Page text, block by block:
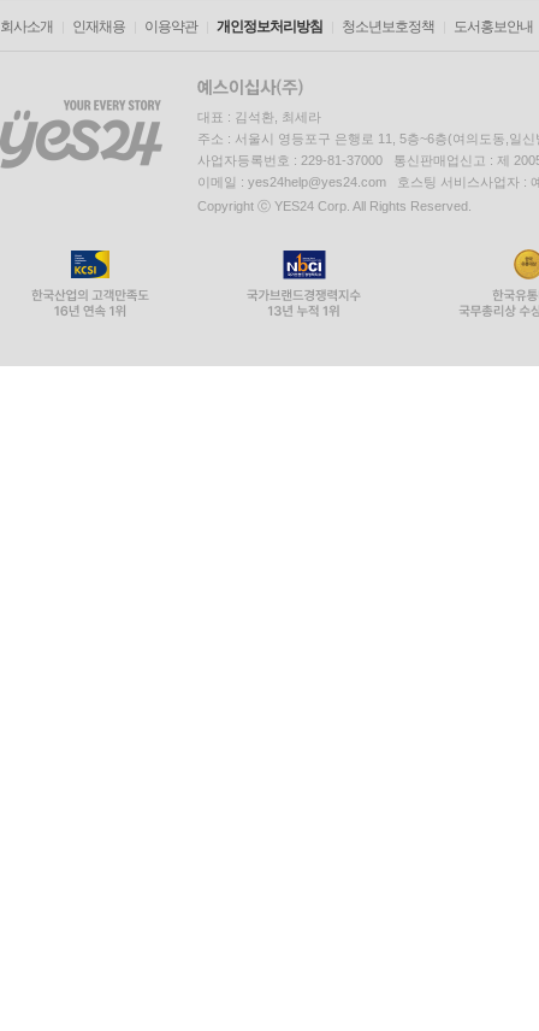
회사소개 인재채용 이용약관 개인정보처리방침 청소년보호정책 도서홍보안내
대표 : 김석환, 최세라
주소 : 서울시 영등포구 은행로 11, 5층~6층(여의도동,일신
사업자등록번호 : 229-81-37000 통신판매업신고 : 제
이메일 : yes24help@yes24.com 호스팅 서비스사업자 :
Copyright ⓒ YES24 Corp. All Rights Reserved.